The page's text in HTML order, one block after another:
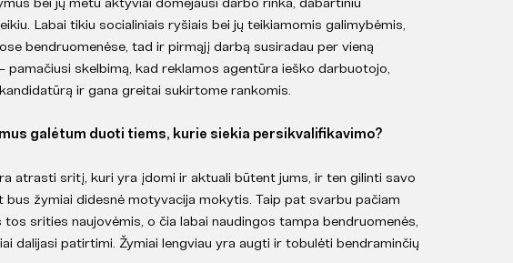
Labai tikiu socialiniais ryšiais bei jų teikiamomis galimybėmis,
bendruomenėse, tad ir pirmąjį darbą susiradau per vieną
pamačiusi skelbimą, kad reklamos agentūra ieško darbuotojo,
ir gana greitai sukirtome rankomis.
galėtum duoti tiems, kurie siekia persikvalifikavimo?
atrasti sritį, kuri yra įdomi ir aktuali būtent jums, ir ten gilinti savo
bus žymiai didesnė motyvacija mokytis. Taip pat svarbu pačiam
srities naujovėmis, o čia labai naudingos tampa bendruomenės,
dalijasi patirtimi. Žymiai lengviau yra augti ir tobulėti bendraminčių